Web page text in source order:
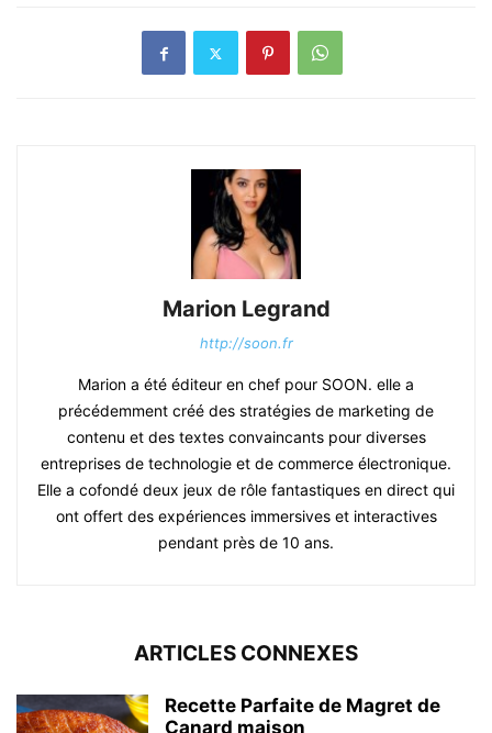
Marion Legrand
http://soon.fr
Marion a été éditeur en chef pour SOON. elle a
précédemment créé des stratégies de marketing de
contenu et des textes convaincants pour diverses
entreprises de technologie et de commerce électronique.
Elle a cofondé deux jeux de rôle fantastiques en direct qui
ont offert des expériences immersives et interactives
pendant près de 10 ans.
ARTICLES CONNEXES
Recette Parfaite de Magret de
Canard maison